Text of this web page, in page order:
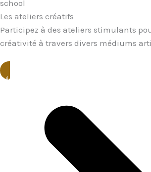
Les ateliers créatifs
Participez à des ateliers stimulants
créativité à travers divers médiums
Découvrir la programmation